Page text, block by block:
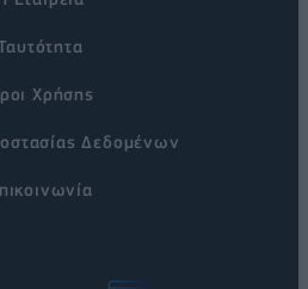
Χρήσης
Δεδομένων